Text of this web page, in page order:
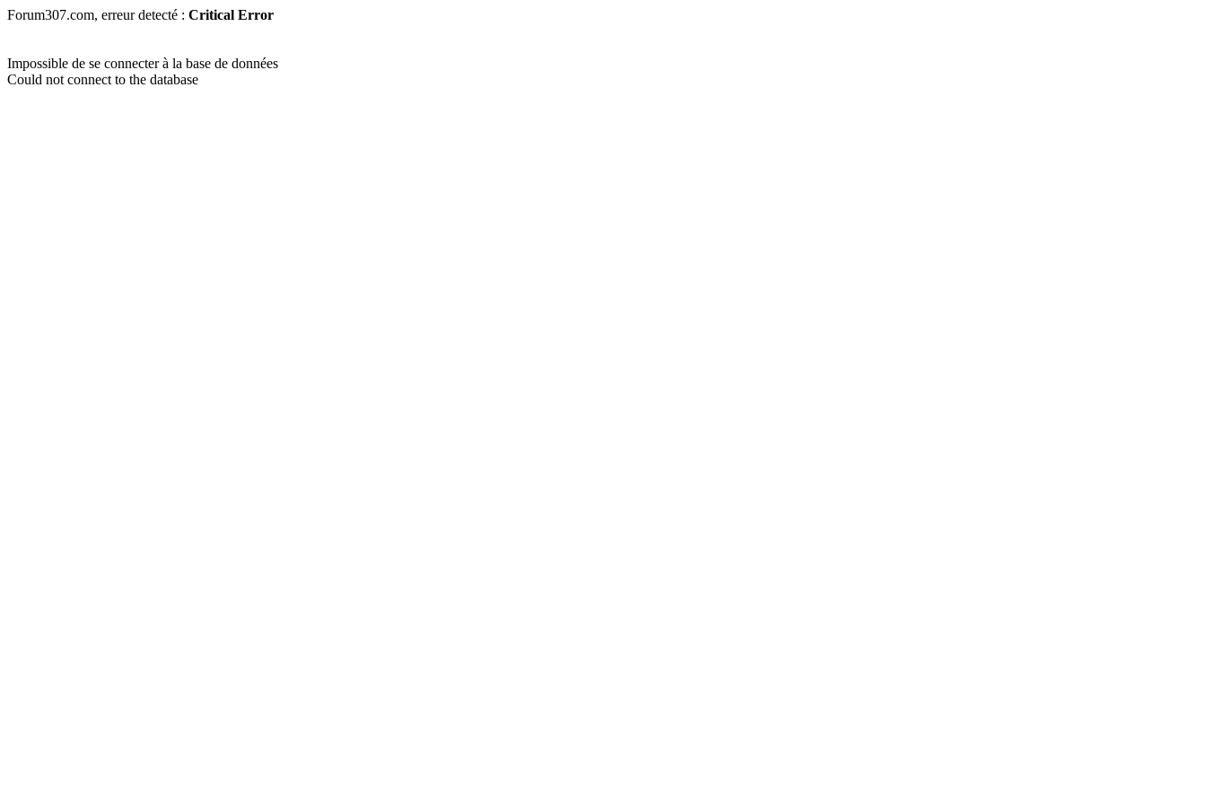
Forum307.com, erreur detecté : Critical Error
Impossible de se connecter à la base de données
Could not connect to the database